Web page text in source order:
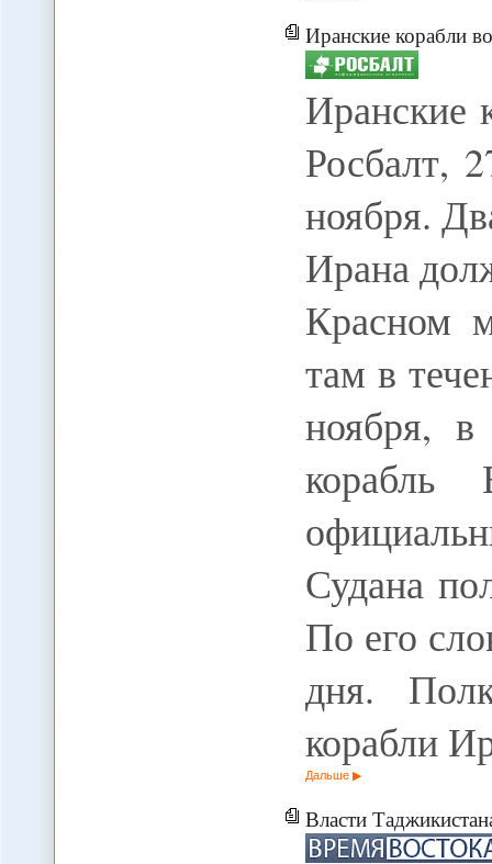
Иранские корабли
Иранские
Росбалт,
ноября.
Ирана
Красном
там в
ноября, в
Судана
По его
дня.
корабли
Дальше
Власти